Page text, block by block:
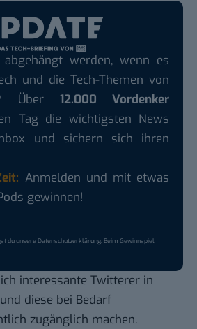
werden, wenn es
und die Tech-Themen von
Über 12.000 Vordenker
Tag die wichtigsten News
und sichern sich ihren
Anmelden und mit etwas
gewinnen!
du unsereDatenschutzerklärung. Beim Gewinnspiel
interessante Twitterer in
diese bei Bedarf
zugänglich machen.